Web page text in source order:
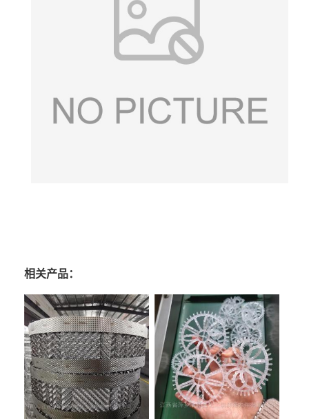
相关产品：